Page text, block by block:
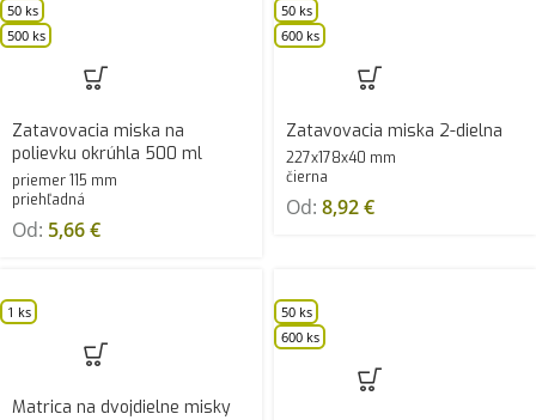
50 ks
500 ks
Zatavovacia miska na
polievku okrúhla 500 ml
priemer 115 mm
priehľadná
Od: 5,66€
50 ks
600 ks
Zatavovacia miska 2-dielna
227x178x40 mm
čierna
Od: 8,92€
1 ks
Matrica na dvojdielne misky
50 ks
600 ks